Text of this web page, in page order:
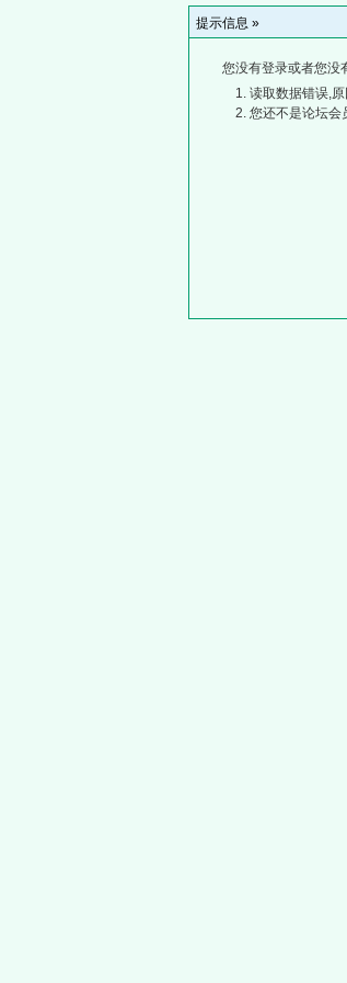
提示信息 »
您没有登录或者您没
读取数据错误,
您还不是论坛会